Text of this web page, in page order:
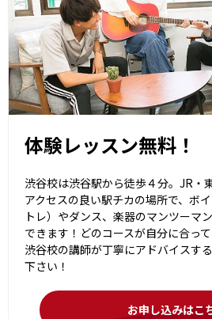
体験レッスン無料！
渋谷校は渋谷駅から徒歩４分。JR・
アクセスの良い駅チカの場所で、ボ
トレ）やダンス、楽器のマンツーマ
できます！どのコースが自分に合っ
渋谷校の講師が丁寧にアドバイスす
下さい！
お申し込みはこ